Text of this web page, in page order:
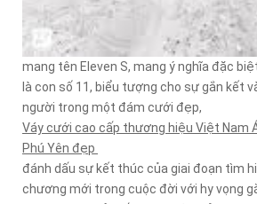
mang tên Eleven S, mang ý nghĩa đặc
là con số 11, biểu tượng cho sự gắn kết
người trong một đám cưới đẹp,
Váy cưới cao cấp thương hiệu Việt Nam
Phú Yên đẹp
đánh dấu sự kết thúc của giai đoạn tìm
chương mới trong cuộc đời với hy vọng